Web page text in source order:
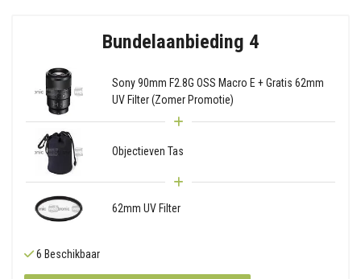
Bundelaanbieding 4
Sony 90mm F2.8G OSS Macro E + Gratis 62mm
UV Filter (Zomer Promotie)
Objectieven Tas
62mm UV Filter
6 Beschikbaar